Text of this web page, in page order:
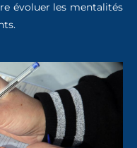
évoluer les mentalités